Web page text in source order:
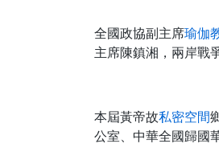
全國政協副主席瑜伽
主席陳鎮湘，兩岸戰
本屆黃帝故私密空間
公室、中華全國歸國